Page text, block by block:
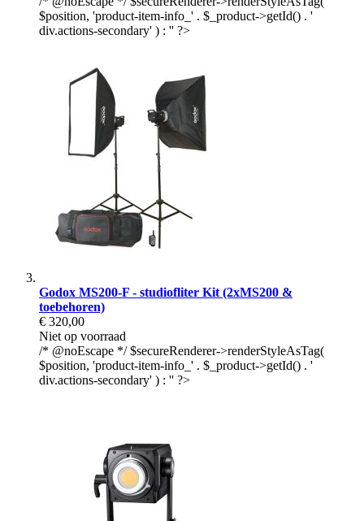
$position, 'product-item-info_' . $_product->getId() . '
div.actions-secondary' ) : '' ?>
Godox MS200-F - studiofliter Kit (2xMS200 &
toebehoren)
€ 320,00
Niet op voorraad
/* @noEscape */ $secureRenderer->renderStyleAsTag(
$position, 'product-item-info_' . $_product->getId() . '
div.actions-secondary' ) : '' ?>